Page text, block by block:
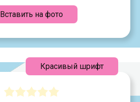
Вставить на фото
Красивый шрифт